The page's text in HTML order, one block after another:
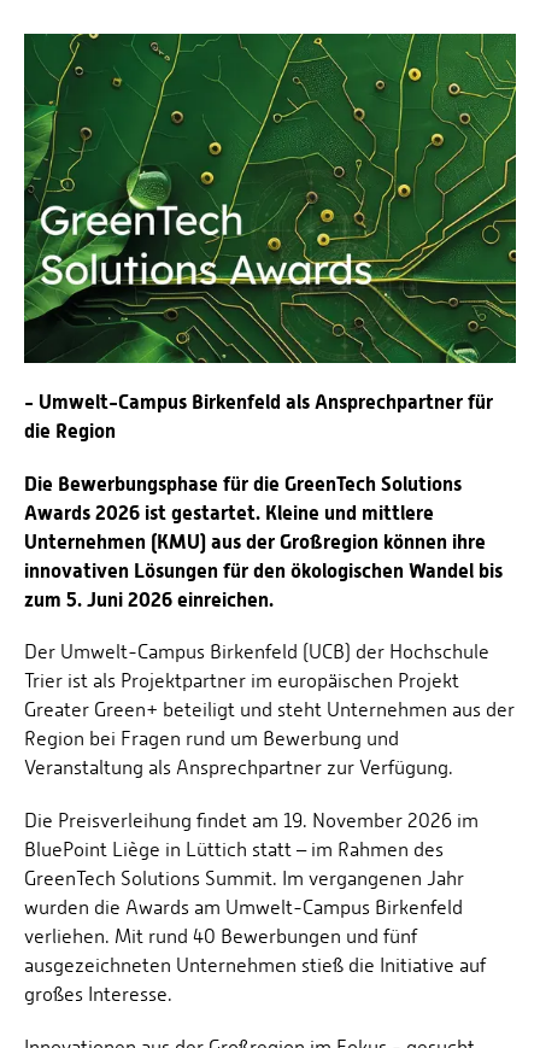
Schwerbehindertenvertretungen
Informationssicherheit
Personalentwicklung
Personensuche
- Umwelt-Campus Birkenfeld als Ansprechpartner für
die Region
Die Bewerbungsphase für die GreenTech Solutions
Awards 2026 ist gestartet. Kleine und mittlere
Unternehmen (KMU) aus der Großregion können ihre
innovativen Lösungen für den ökologischen Wandel bis
zum 5. Juni 2026 einreichen.
Der Umwelt-Campus Birkenfeld (UCB) der Hochschule
Trier ist als Projektpartner im europäischen Projekt
Greater Green+ beteiligt und steht Unternehmen aus der
Region bei Fragen rund um Bewerbung und
Veranstaltung als Ansprechpartner zur Verfügung.
Die Preisverleihung findet am 19. November 2026 im
BluePoint Liège in Lüttich statt – im Rahmen des
GreenTech Solutions Summit. Im vergangenen Jahr
wurden die Awards am Umwelt-Campus Birkenfeld
verliehen. Mit rund 40 Bewerbungen und fünf
ausgezeichneten Unternehmen stieß die Initiative auf
großes Interesse.